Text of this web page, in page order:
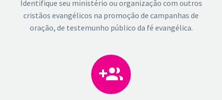
Identifique seu ministério ou organização com outros
cristãos evangélicos na promoção de campanhas de
oração, de testemunho público da fé evangélica.

